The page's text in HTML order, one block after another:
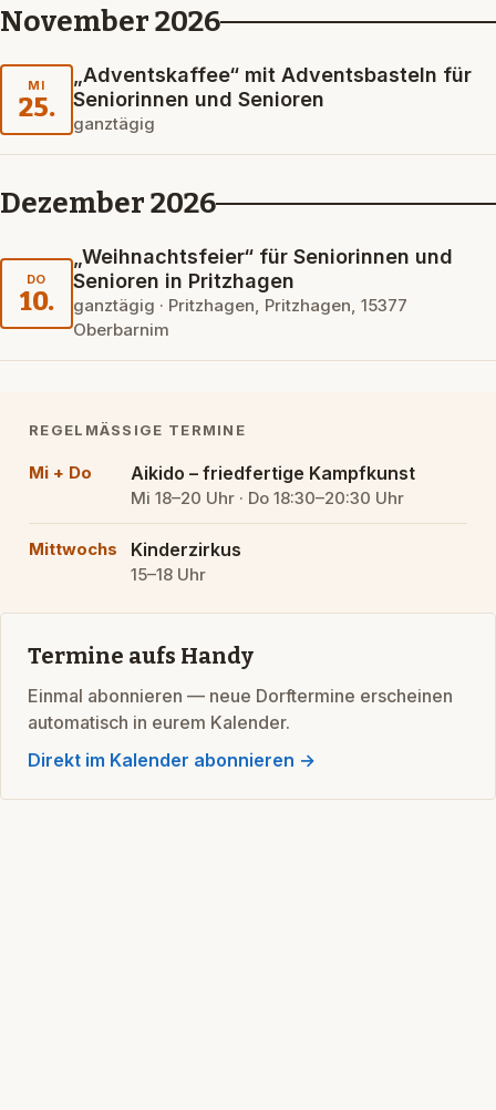
November 2026
MI
25.
„Adventskaffee“ mit Adventsbasteln für
Seniorinnen und Senioren
ganztägig
Dezember 2026
DO
10.
„Weihnachtsfeier“ für Seniorinnen und
Senioren in Pritzhagen
ganztägig · Pritzhagen, Pritzhagen, 15377
Oberbarnim
REGELMÄSSIGE TERMINE
Mi + Do Aikido – friedfertige Kampfkunst
Mi 18–20 Uhr · Do 18:30–20:30 Uhr
Mittwochs Kinderzirkus
15–18 Uhr
Termine aufs Handy
Einmal abonnieren — neue Dorftermine erscheinen
automatisch in eurem Kalender.
Direkt im Kalender abonnieren →